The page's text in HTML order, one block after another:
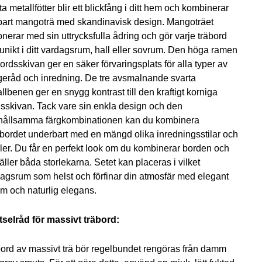
metallfötter blir ett blickfång i ditt hem och kombinerar
mangoträ med skandinavisk design. Mangoträet
med sin uttrycksfulla ådring och gör varje träbord
i ditt vardagsrum, hall eller sovrum. Den höga ramen
ger en säker förvaringsplats för alla typer av
och inredning. De tre avsmalnande svarta
ger en snygg kontrast till den kraftigt korniga
Tack vare sin enkla design och den
färgkombinationen kan du kombinera
underbart med en mängd olika inredningsstilar och
Du får en perfekt look om du kombinerar borden och
båda storlekarna. Setet kan placeras i vilket
som helst och förfinar din atmosfär med elegant
och naturlig elegans.
för massivt träbord:
av massivt trä bör regelbundet rengöras från damm